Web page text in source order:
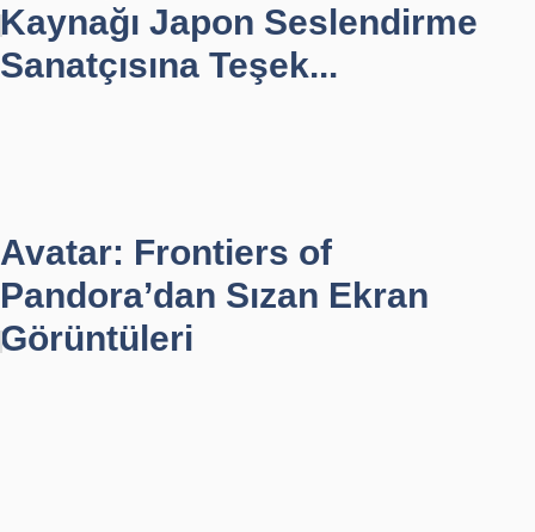
Kaynağı Japon Seslendirme
Sanatçısına Teşek...
Avatar: Frontiers of
Pandora’dan Sızan Ekran
Görüntüleri